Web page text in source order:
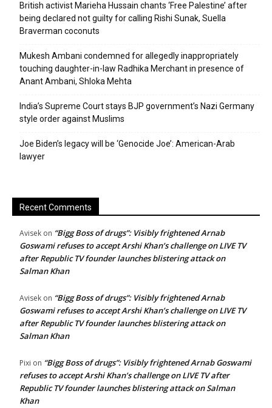
British activist Marieha Hussain chants ‘Free Palestine’ after
being declared not guilty for calling Rishi Sunak, Suella
Braverman coconuts
Mukesh Ambani condemned for allegedly inappropriately
touching daughter-in-law Radhika Merchant in presence of
Anant Ambani, Shloka Mehta
India’s Supreme Court stays BJP government’s Nazi Germany
style order against Muslims
Joe Biden’s legacy will be ‘Genocide Joe’: American-Arab
lawyer
Recent Comments
Avisek on “Bigg Boss of drugs”: Visibly frightened Arnab
Goswami refuses to accept Arshi Khan’s challenge on LIVE TV
after Republic TV founder launches blistering attack on
Salman Khan
Avisek on “Bigg Boss of drugs”: Visibly frightened Arnab
Goswami refuses to accept Arshi Khan’s challenge on LIVE TV
after Republic TV founder launches blistering attack on
Salman Khan
Pixi on “Bigg Boss of drugs”: Visibly frightened Arnab Goswami
refuses to accept Arshi Khan’s challenge on LIVE TV after
Republic TV founder launches blistering attack on Salman
Khan